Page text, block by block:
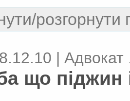
розгорнути
| Адвокат
що піджин